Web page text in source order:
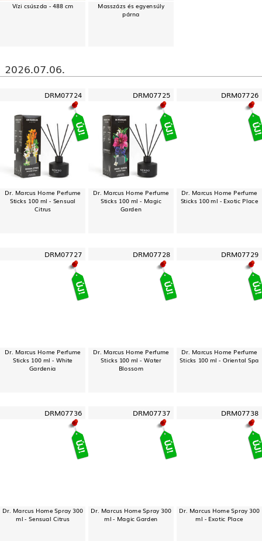
Vízi csúszda - 488 cm Masszázs és egyensúly
párna
2026.07.06.
DRM07724
Dr. Marcus Home Perfume
Sticks 100 ml - Sensual
Citrus
DRM07725
Dr. Marcus Home Perfume
Sticks 100 ml - Magic
Garden
DRM07726
Dr. Marcus Home Perfume
Sticks 100 ml - Exotic Place
DRM07727
Dr. Marcus Home Perfume
Sticks 100 ml - White
Gardenia
DRM07728
Dr. Marcus Home Perfume
Sticks 100 ml - Water
Blossom
DRM07729
Dr. Marcus Home Perfume
Sticks 100 ml - Oriental Spa
DRM07736
Dr. Marcus Home Spray 300
ml - Sensual Citrus
DRM07737
Dr. Marcus Home Spray 300
ml - Magic Garden
DRM07738
Dr. Marcus Home Spray 300
ml - Exotic Place